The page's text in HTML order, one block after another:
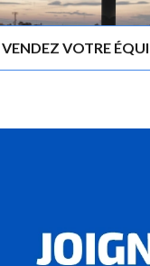
VENDEZ VOTRE